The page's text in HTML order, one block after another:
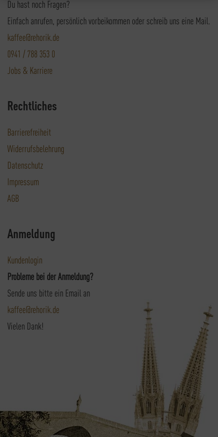
Du hast noch Fragen?
Einfach anrufen, persönlich vorbeikommen oder schreib uns eine Mail.
kaffee@rehorik.de
0941 / 788 353 0
Jobs & Karriere
Rechtliches
Barrierefreiheit
Widerrufsbelehrung
Datenschutz
Impressum
AGB
Anmeldung
Kundenlogin
Probleme bei der Anmeldung?
Sende uns bitte ein Email an
kaffee@rehorik.de
Vielen Dank!